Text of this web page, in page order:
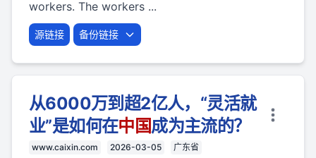
workers. The workers ...
源链接 备份链接
从6000万到超2亿人，“灵活就
业”是如何在中国成为主流的？
www.caixin.com 2026-03-05 广东省